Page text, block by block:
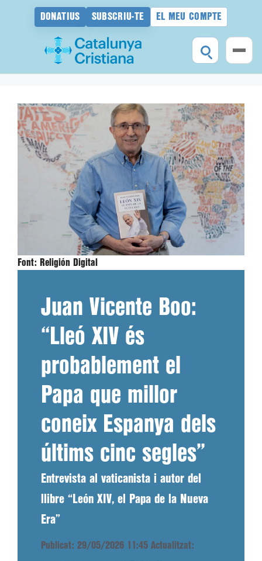
DONATIUS SUBSCRIU-TE EL MEU COMPTE
contingut
Font: Religión Digital
Juan Vicente Boo:
“Lleó XIV és
probablement el
Papa que millor
coneix Espanya dels
últims cinc segles”
Entrevista al vaticanista i autor del
llibre “León XIV, el Papa de la Nueva
Era”
Publicat: 29/05/2026 11:45 Actualitzat: